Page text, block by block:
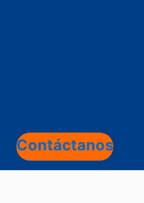
Contáctanos